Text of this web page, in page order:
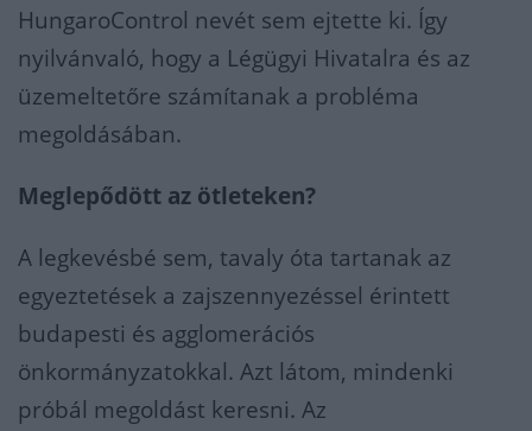
HungaroControl nevét sem ejtette ki. Így
nyilvánvaló, hogy a Légügyi Hivatalra és az
üzemeltetőre számítanak a probléma
megoldásában.
Meglepődött az ötleteken?
A legkevésbé sem, tavaly óta tartanak az
egyeztetések a zajszennyezéssel érintett
budapesti és agglomerációs
önkormányzatokkal. Azt látom, mindenki
próbál megoldást keresni. Az